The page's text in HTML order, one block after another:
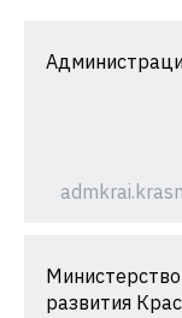
развития